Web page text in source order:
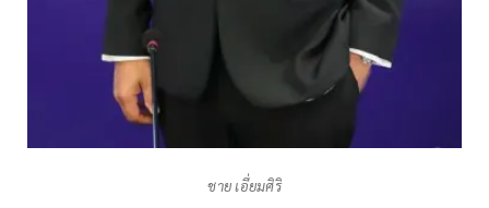
ชาย เอี่ยมศิริ